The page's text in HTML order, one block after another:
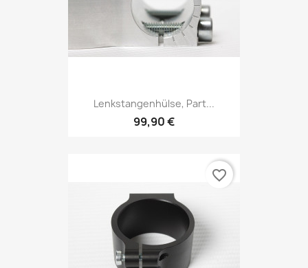
Lenkstangenhülse, Part...
99,90 €
favorite_border